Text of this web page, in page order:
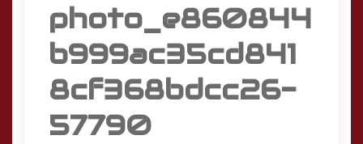
photo_e860844
b999ac35cd841
8cf368bdcc26-
57790